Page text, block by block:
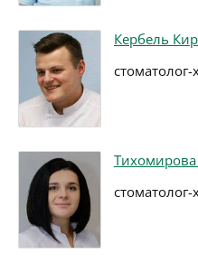
Кербель
стоматолог-
Тихомирова
стоматолог-